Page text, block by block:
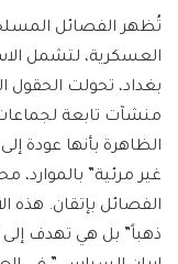
تُظهر الفصائل
العسكرية، لتشمل
بغداد، تحولت الحقول
منشآت تابعة
الظاهرة بأنها عودة
غير مرئية” بالموارد،
الفصائل بإتقان. هذه
ذهباً” بل هي تهدف إلى